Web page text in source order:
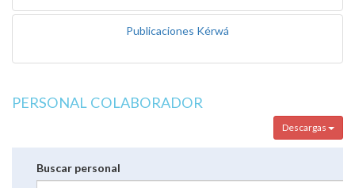
Publicaciones Kérwá
PERSONAL COLABORADOR
Descargas
Buscar personal